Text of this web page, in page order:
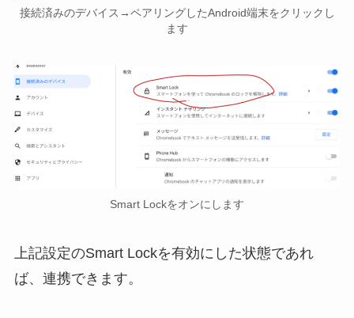
接続済みのデバイス→ペアリングしたAndroid端末をクリックし
ます
Smart Lockをオンにします
上記設定のSmart Lockを有効にした状態であれ
ば、連携できます。